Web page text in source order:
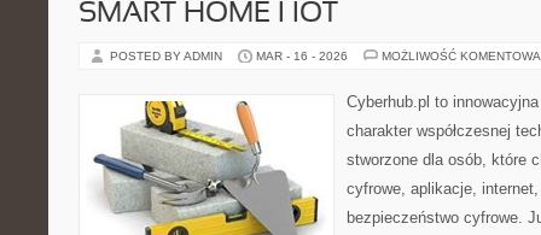
SMART HOME I IOT
POSTED BY ADMIN MAR - 16 - 2026 MOŻLIWOŚĆ
Cyberhub.pl to
charakter współczesnej
stworzone dla osób, które
cyfrowe, aplikacje,
bezpieczeństwo cyfrowe.